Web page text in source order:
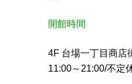
開館時間
4F 台場一丁目商店
11:00～21:00/不定